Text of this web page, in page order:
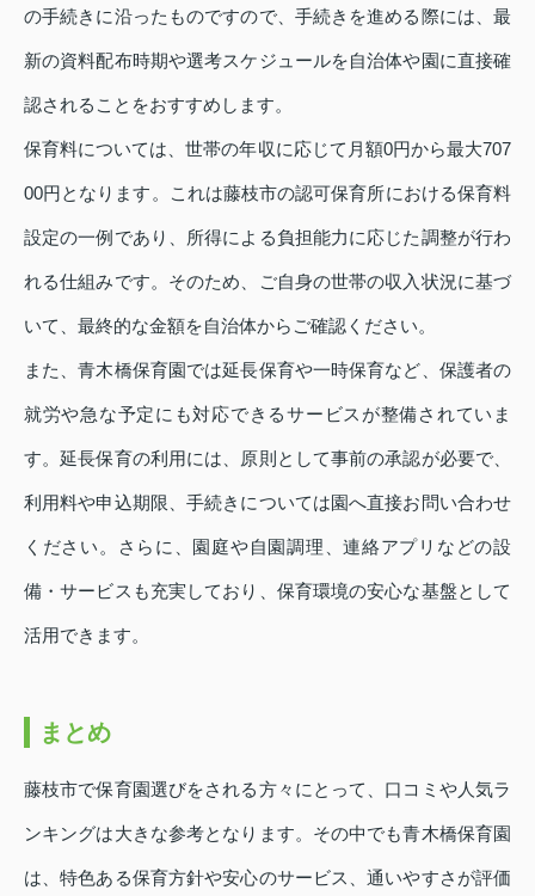
の手続きに沿ったものですので、手続きを進める際には、最
新の資料配布時期や選考スケジュールを自治体や園に直接確
認されることをおすすめします。
保育料については、世帯の年収に応じて月額0円から最大707
00円となります。これは藤枝市の認可保育所における保育料
設定の一例であり、所得による負担能力に応じた調整が行わ
れる仕組みです。そのため、ご自身の世帯の収入状況に基づ
いて、最終的な金額を自治体からご確認ください。
また、青木橋保育園では延長保育や一時保育など、保護者の
就労や急な予定にも対応できるサービスが整備されていま
す。延長保育の利用には、原則として事前の承認が必要で、
利用料や申込期限、手続きについては園へ直接お問い合わせ
ください。さらに、園庭や自園調理、連絡アプリなどの設
備・サービスも充実しており、保育環境の安心な基盤として
活用できます。
まとめ
藤枝市で保育園選びをされる方々にとって、口コミや人気ラ
ンキングは大きな参考となります。その中でも青木橋保育園
は、特色ある保育方針や安心のサービス、通いやすさが評価